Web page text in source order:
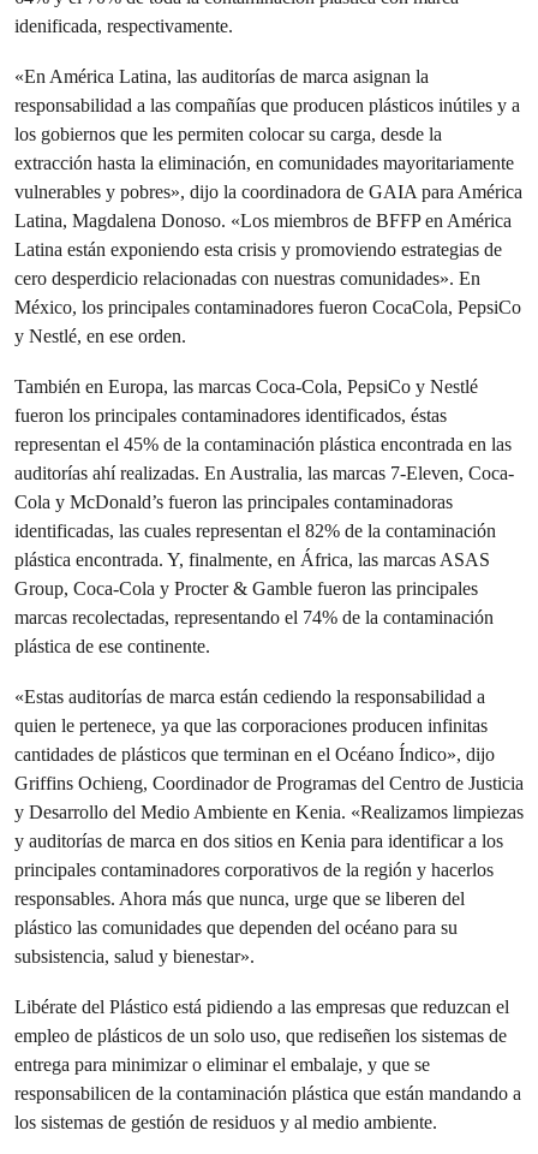
idenificada, respectivamente.
«En América Latina, las auditorías de marca asignan la
responsabilidad a las compañías que producen plásticos inútiles y a
los gobiernos que les permiten colocar su carga, desde la
extracción hasta la eliminación, en comunidades mayoritariamente
vulnerables y pobres», dijo la coordinadora de GAIA para América
Latina, Magdalena Donoso. «Los miembros de BFFP en América
Latina están exponiendo esta crisis y promoviendo estrategias de
cero desperdicio relacionadas con nuestras comunidades». En
México, los principales contaminadores fueron CocaCola, PepsiCo
y Nestlé, en ese orden.
También en Europa, las marcas Coca-Cola, PepsiCo y Nestlé
fueron los principales contaminadores identificados, éstas
representan el 45% de la contaminación plástica encontrada en las
auditorías ahí realizadas. En Australia, las marcas 7-Eleven, Coca-
Cola y McDonald’s fueron las principales contaminadoras
identificadas, las cuales representan el 82% de la contaminación
plástica encontrada. Y, finalmente, en África, las marcas ASAS
Group, Coca-Cola y Procter & Gamble fueron las principales
marcas recolectadas, representando el 74% de la contaminación
plástica de ese continente.
«Estas auditorías de marca están cediendo la responsabilidad a
quien le pertenece, ya que las corporaciones producen infinitas
cantidades de plásticos que terminan en el Océano Índico», dijo
Griffins Ochieng, Coordinador de Programas del Centro de Justicia
y Desarrollo del Medio Ambiente en Kenia. «Realizamos limpiezas
y auditorías de marca en dos sitios en Kenia para identificar a los
principales contaminadores corporativos de la región y hacerlos
responsables. Ahora más que nunca, urge que se liberen del
plástico las comunidades que dependen del océano para su
subsistencia, salud y bienestar».
Libérate del Plástico está pidiendo a las empresas que reduzcan el
empleo de plásticos de un solo uso, que rediseñen los sistemas de
entrega para minimizar o eliminar el embalaje, y que se
responsabilicen de la contaminación plástica que están mandando a
los sistemas de gestión de residuos y al medio ambiente.